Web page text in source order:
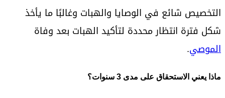
التخصيص شائع في الوصايا والهبات وغالبًا ما يأخذ
شكل فترة انتظار محددة لتأكيد الهبات بعد وفاة
الموصي.
ماذا يعني الاستحقاق على مدى 3 سنوات؟